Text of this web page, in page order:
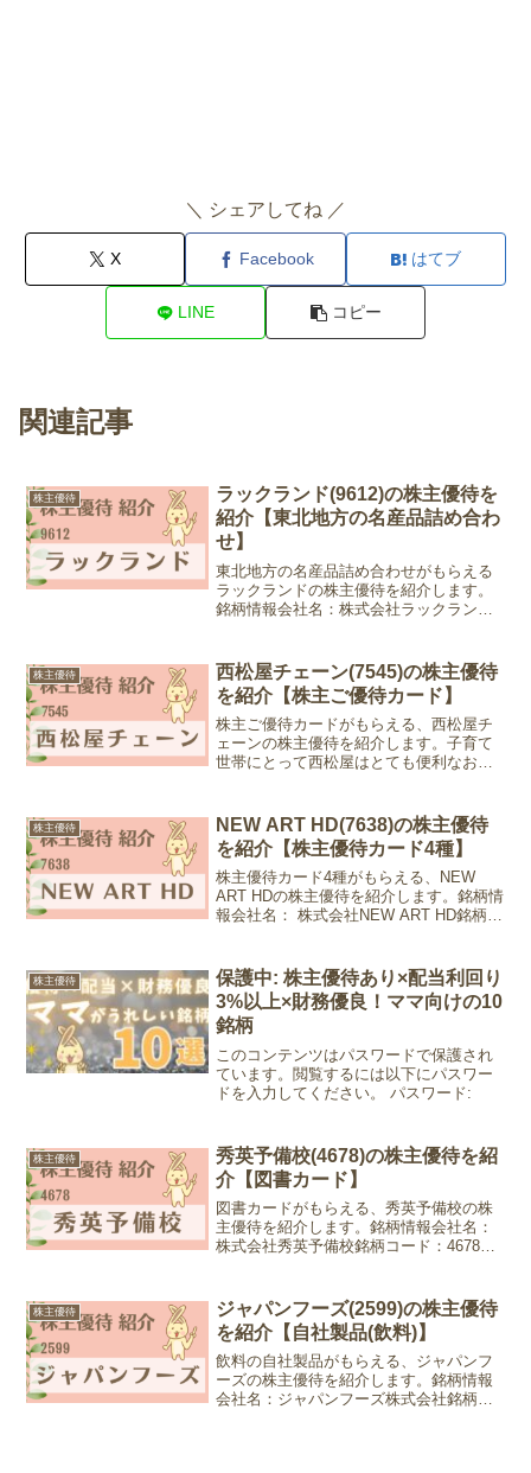
＼ シェアしてね ／
X Facebook はてブ
LINE コピー
関連記事
株主優待
ラックランド(9612)の株主優待を
紹介【東北地方の名産品詰め合わ
せ】
東北地方の名産品詰め合わせがもらえる
ラックランドの株主優待を紹介します。
銘柄情報会社名：株式会社ラックランド
報権利確定月：2月末日、8月末日優待内
容：...
株主優待
西松屋チェーン(7545)の株主優待
を紹介【株主ご優待カード】
株主ご優待カードがもらえる、西松屋チ
ェーンの株主優待を紹介します。子育て
世帯にとって西松屋はとても便利なお店
ます。銘柄情報会社名：株式会社西松屋
チェーン銘柄コード：7...
株主優待
NEW ART HD(7638)の株主優待
を紹介【株主優待カード4種】
株主優待カード4種がもらえる、NEW
ART HDの株主優待を紹介します。銘柄情
報会社名： 株式会社NEW ART HD銘柄コ
日：3月末日、9月末日優待...
株主優待
保護中: 株主優待あり×配当利回り
3%以上×財務優良！ママ向けの10
銘柄
このコンテンツはパスワードで保護され
ています。閲覧するには以下にパスワー
ドを入力してください。 パスワード:
株主優待
秀英予備校(4678)の株主優待を紹
介【図書カード】
図書カードがもらえる、秀英予備校の株
主優待を紹介します。銘柄情報会社名：
株式会社秀英予備校銘柄コード：4678業
日、9月末日優待内容：図書カード100株
以上...
株主優待
ジャパンフーズ(2599)の株主優待
を紹介【自社製品(飲料)】
飲料の自社製品がもらえる、ジャパンフ
ーズの株主優待を紹介します。銘柄情報
会社名：ジャパンフーズ株式会社銘柄コ